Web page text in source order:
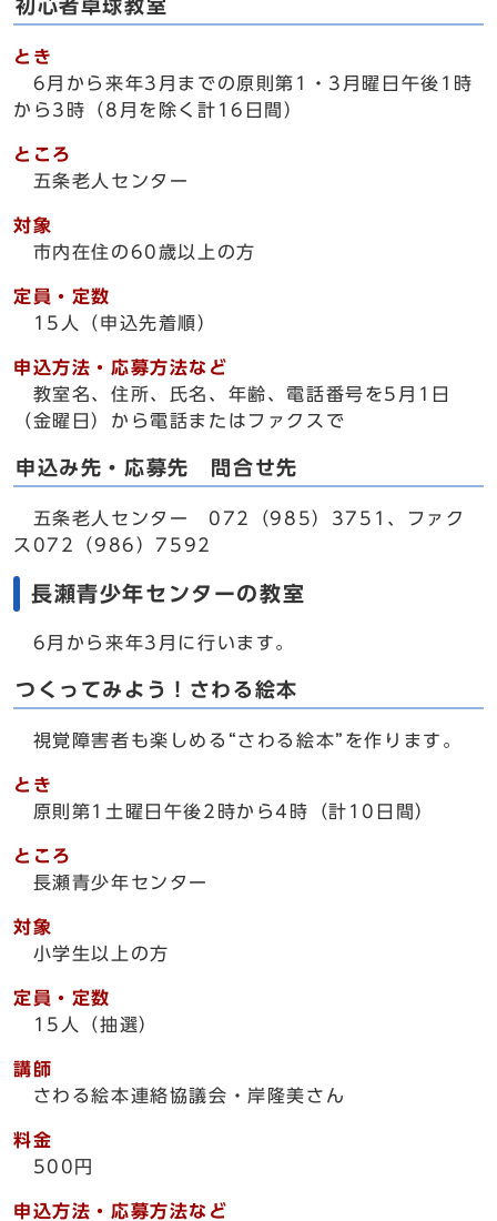
初心者卓球教室
とき
6月から来年3月までの原則第1・3月曜日午後1時
から3時（8月を除く計16日間）
ところ
五条老人センター
対象
市内在住の60歳以上の方
定員・定数
15人（申込先着順）
申込方法・応募方法など
教室名、住所、氏名、年齢、電話番号を5月1日
（金曜日）から電話またはファクスで
申込み先・応募先 問合せ先
五条老人センター 072（985）3751、ファク
ス072（986）7592
長瀬青少年センターの教室
6月から来年3月に行います。
つくってみよう！さわる絵本
視覚障害者も楽しめる“さわる絵本”を作ります。
とき
原則第1土曜日午後2時から4時（計10日間）
ところ
長瀬青少年センター
対象
小学生以上の方
定員・定数
15人（抽選）
講師
さわる絵本連絡協議会・岸隆美さん
料金
500円
申込方法・応募方法など